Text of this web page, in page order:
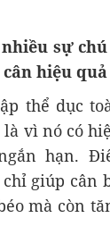
sự
hiệu quả
thể dục
vì nó có
hạn.
giúp cân
mà còn